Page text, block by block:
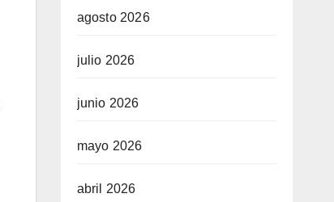
agosto 2026
julio 2026
junio 2026
mayo 2026
abril 2026